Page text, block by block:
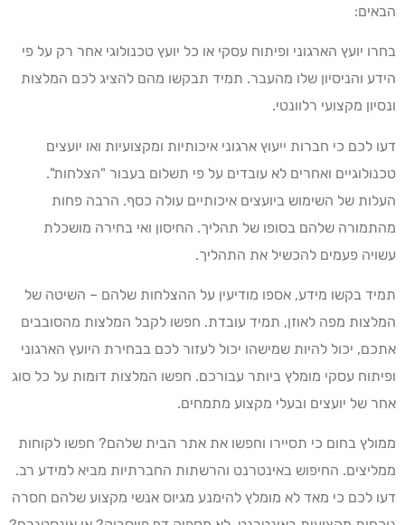
הבאים:
בחרו יועץ הארגוני ופיתוח עסקי או כל יועץ טכנולוגי אחר רק על פי
הידע והניסיון שלו מהעבר. תמיד תבקשו מהם להציג לכם המלצות
ונסיון מקצועי רלוונטי.
דעו לכם כי חברות ייעוץ ארגוני איכותיות ומקצועיות ואו יועצים
טכנולוגיים ואחרים לא עובדים על פי תשלום בעבור "הצלחות".
העלות של השימוש ביועצים איכותיים עולה כסף. הרבה פחות
מהתמורה שלהם בסופו של תהליך. החיסון ואי בחירה מושכלת
עשויה פעמים להכשיל את התהליך.
תמיד בקשו מידע, אספו מודיעין על ההצלחות שלהם – השיטה של
המלצות מפה לאוזן, תמיד עובדת. חפשו לקבל המלצות מהסובבים
אתכם, יכול להיות שמישהו יכול לעזור לכם בבחירת היועץ הארגוני
ופיתוח עסקי מומלץ ביותר עבורכם. חפשו המלצות דומות על כל סוג
אחר של יועצים ובעלי מקצוע מתמחים.
ממולץ בחום כי תסיירו וחפשו את אתר הבית שלהם? חפשו לקוחות
ממליצים. החיפוש באינטרנט והרשתות החברתיות מביא למידע רב.
דעו לכם כי מאד לא מומלץ להימנע מגיוס אנשי מקצוע שלהם חסרה